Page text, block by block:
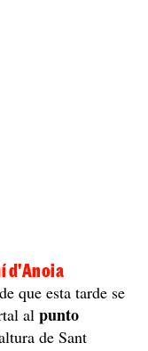
d'Anoia
que esta tarde se
al punto
de Sant